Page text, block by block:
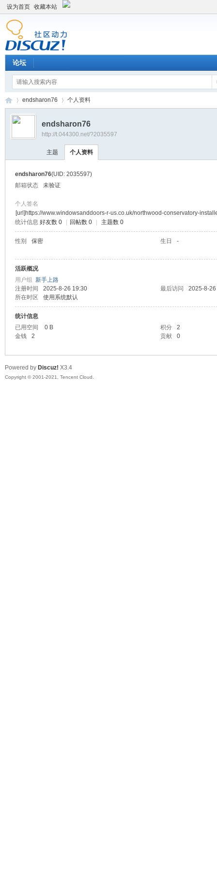
设为首页 收藏本站
论坛
›
endsharon76 个人资料
endsharon76
http://t.044300.net/?2035597
主题 个人资料
endsharon76(UID: 2035597)
邮箱状态
未验证
个人签名
[url]https://www.windowsanddoors-r-us.co.uk/northwood-conservatory-
统计信息 好友数 0 回帖数 0 主题数 0
性别 保密 生日 -
活跃概况
用户组 新手上路
注册时间
2025-8-26 19:30 最后访问
2025-8-
所在时区
使用系统默认
统计信息
已用空间
0 B 积分
2
金钱
2 贡献 0
Powered by Discuz! X3.4
Copyright © 2001-2021, Tencent Cloud.